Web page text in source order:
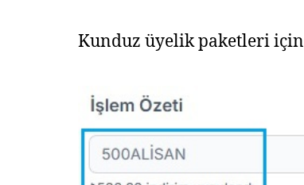
Kunduz üyelik paketleri için